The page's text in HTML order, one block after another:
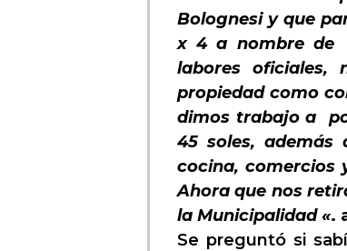
Bolognesi y que
x 4 a nombre de
labores
propiedad como
dimos trabajo a
45 soles, además
cocina, comercios
Ahora que nos
la Municipalidad «.
Se preguntó si